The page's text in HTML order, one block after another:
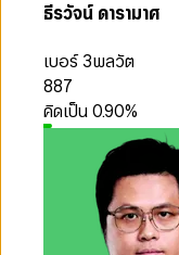
ธีรวัจน์ ดารามาศ
เบอร์ 3พลวัต
887
คิดเป็น0.90%